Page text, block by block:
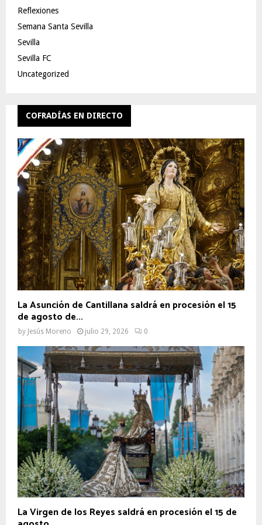
Reflexiones
Semana Santa Sevilla
Sevilla
Sevilla FC
Uncategorized
COFRADÍAS EN DIRECTO
La Asunción de Cantillana saldrá en procesión el 15
de agosto de...
by Jesús Moreno julio 29, 2026 0
La Virgen de los Reyes saldrá en procesión el 15 de